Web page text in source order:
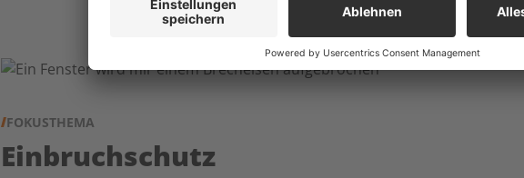
FOKUSTHEMA
Einbruchschutz